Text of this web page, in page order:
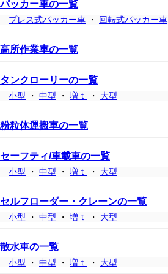
パッカー車の一覧
プレス式パッカー車 ・ 回転式パッカー車
高所作業車の一覧
タンクローリーの一覧
小型 ・ 中型 ・ 増ｔ ・ 大型
粉粒体運搬車の一覧
セーフティ/車載車の一覧
小型 ・ 中型 ・ 増ｔ ・ 大型
セルフローダー・クレーンの一覧
小型 ・ 中型 ・ 増ｔ ・ 大型
散水車の一覧
小型 ・ 中型 ・ 増ｔ ・ 大型